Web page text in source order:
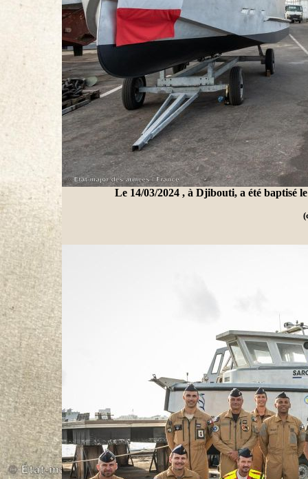
Le 14/03/2024 , à Djibouti, a été baptisé